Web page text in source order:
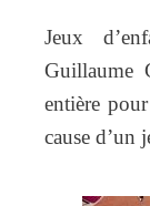
Jeux
Guillaume
entière
cause d’un